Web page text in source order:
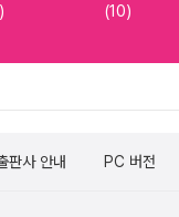
(10)
판사 안내 PC 버전